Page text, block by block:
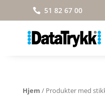
 51 82 67 00
Hjem / Produkter med